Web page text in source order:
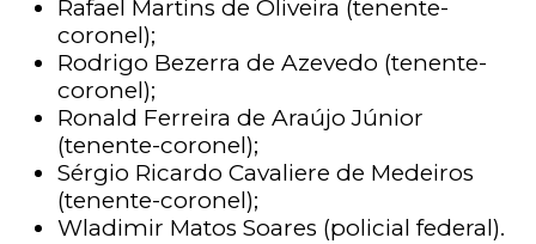
Rafael Martins de Oliveira (tenente-
coronel);
Rodrigo Bezerra de Azevedo (tenente-
coronel);
Ronald Ferreira de Araújo Júnior
(tenente-coronel);
Sérgio Ricardo Cavaliere de Medeiros
(tenente-coronel);
Wladimir Matos Soares (policial federal).